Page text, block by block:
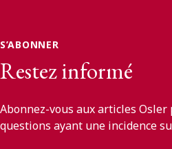
S’ABONNER
Restez informé
Abonnez-vous aux articles
questions ayant une incidence